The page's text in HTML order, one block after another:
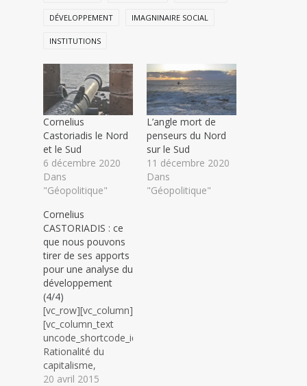
DÉVELOPPEMENT IMAGNINAIRE SOCIAL
INSTITUTIONS
Cornelius
Castoriadis le Nord
et le Sud
6 décembre 2020
Dans
"Géopolitique"
L’angle mort de
penseurs du Nord
sur le Sud
11 décembre 2020
Dans
"Géopolitique"
Cornelius
CASTORIADIS : ce
que nous pouvons
tirer de ses apports
pour une analyse du
développement
(4/4)
[vc_row][vc_column]
[vc_column_text
uncode_shortcode_id="104730"]
Rationalité du
capitalisme,
Développement et
20 avril 2015